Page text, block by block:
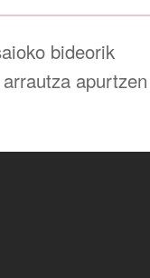
bideorik
apurtzen